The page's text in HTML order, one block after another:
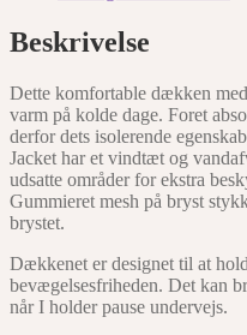
Beskrivelse
Dette komfortable dækken
varm på kolde dage. Foret
derfor dets isolerende
Jacket har et vindtæt og
udsatte områder for ekstra
Gummieret mesh på bryst
brystet.
Dækkenet er designet til at
bevægelsesfriheden. Det kan
når I holder pause undervejs.